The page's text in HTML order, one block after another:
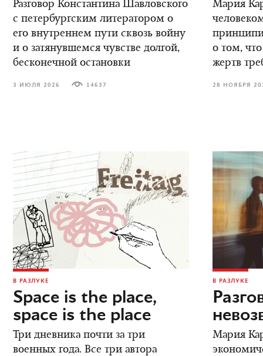
Разговор Константина Шавловского
с петербургским литератором о
его внутреннем пути сквозь войну
и о затянувшемся чувстве долгой,
бесконечной остановки
3 ИЮЛЯ 2026 14637
Мария
о том,
жертв
28 НОЯБРЯ
В РАЗЛУКЕ
Space is the place,
space is the place
Три дневника почти за три
военных года. Все три автора
В РАЗЛУКЕ
Мария